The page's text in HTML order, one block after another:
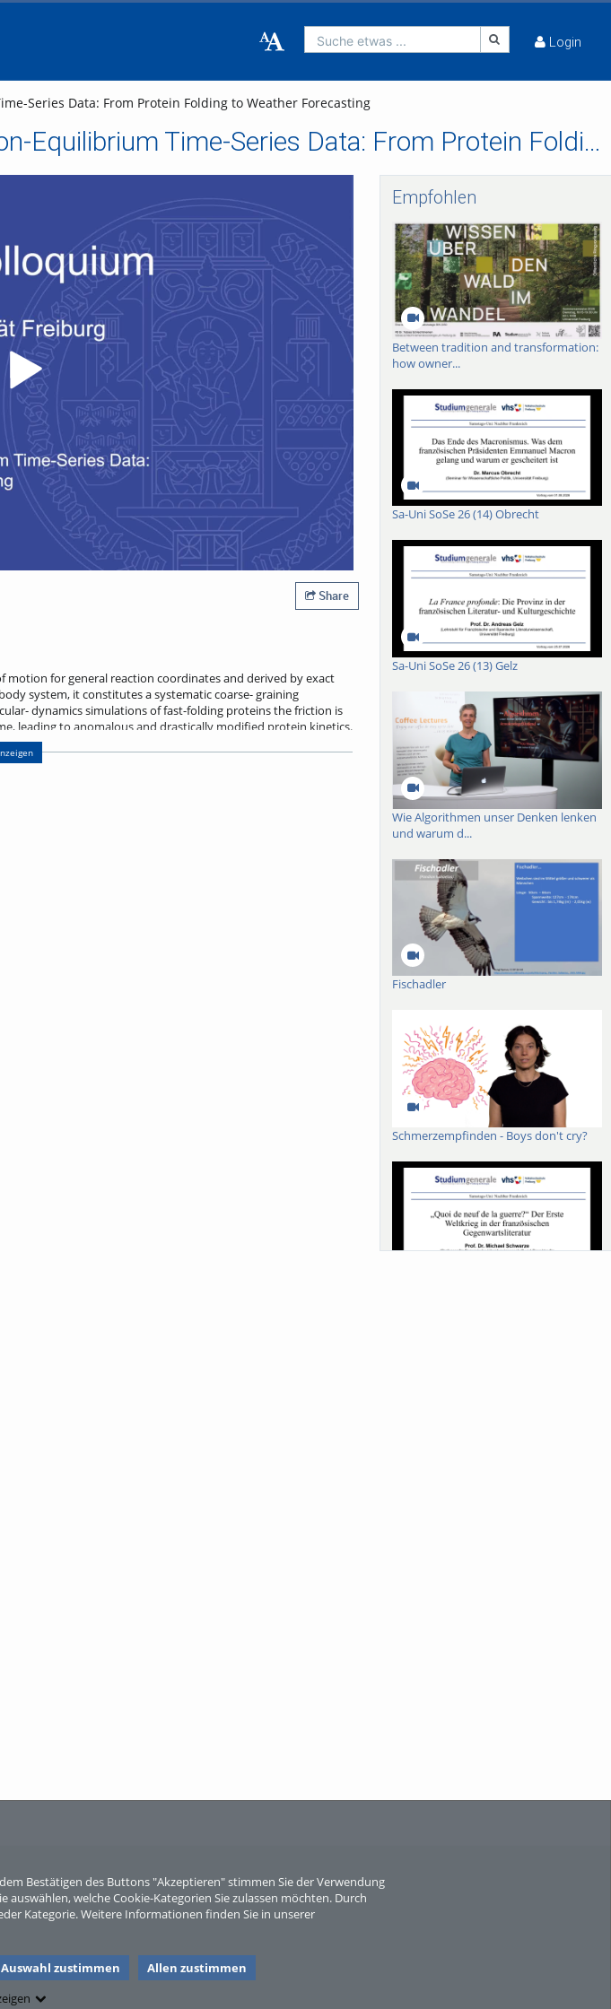
Bestätigen des Buttons "Akzeptieren" stimmen Sie der Verwendung
welche Cookie-Kategorien Sie zulassen möchten. Durch
Kategorie. Weitere Informationen finden Sie in unserer
Auswahl zustimmen
Allen zustimmen
Suche etwas ... Login
Series Data: From Protein Folding to Weather Forecasting
Modeling of Equilibrium and Non-Equilibrium Time-Series Data: From Protein Folding to Weather Forecasting
Video abspielen
Share
for general reaction coordinates and derived by exact
system, it constitutes a systematic coarse- graining
dynamics simulations of fast-folding proteins the friction is
leading to anomalous and drastically modified protein kinetics.
by the Arrhenius law, but rather by the non-Markovian
After removing slow and periodic trends from the data by
Empfohlen
Between tradition and transformation:
how owner...
Sa-Uni SoSe 26 (14) Obrecht
Sa-Uni SoSe 26 (13) Gelz
Wie Algorithmen unser Denken lenken
und warum d...
Fischadler
Schmerzempfinden - Boys don't cry?